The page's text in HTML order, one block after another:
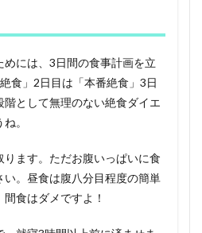
には、3日間の食事計画を立
食」2日目は「本番絶食」3日
階として無理のない絶食ダイエ
。
ります。ただお腹いっぱいに食
。昼食は腹八分目程度の簡単
食はダメですよ！